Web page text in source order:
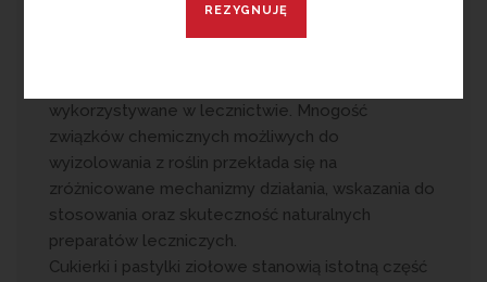
łównym powodem są unikatowe
wykorzystywane w lecznictwie. Mnogość
związków chemicznych możliwych do
wyizolowania z roślin przekłada się na
zróżnicowane mechanizmy działania, wskazania do
stosowania oraz skuteczność naturalnych
preparatów leczniczych.
Cukierki i pastylki ziołowe stanowią istotną część